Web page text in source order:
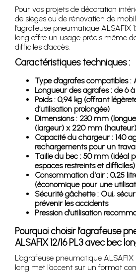
Pour vos projets de décoration
de sièges ou de rénovation de
l’agrafeuse pneumatique ALSAFIX
long offre un usage précis même
difficiles d’accès.
Caractéristiques techniques :
Type d’agrafes compatibles
Longueur des agrafes : de 6
Poids : 0,94 kg (offrant
d’utilisation prolongée)
Dimensions : 230 mm
(largeur) x 220 mm (hauteur)
Capacité du chargeur : 140
rechargements pour un
Taille du bec : 50 mm (idéal
espaces restreints et difficiles)
Consommation d'air : 0,25
(économique pour une
Sécurité gâchette : Oui,
prévenir les accidents
Pression d’utilisation
Pourquoi choisir l’agrafeuse
ALSAFIX 12/16 PL3 avec bec
L’agrafeuse pneumatique ALSAFIX
long met l’accent sur un format